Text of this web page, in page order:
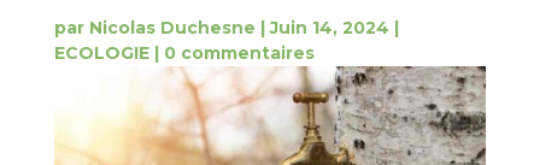
par Nicolas Duchesne |Juin 14, 2024 |
ECOLOGIE| 0 commentaires